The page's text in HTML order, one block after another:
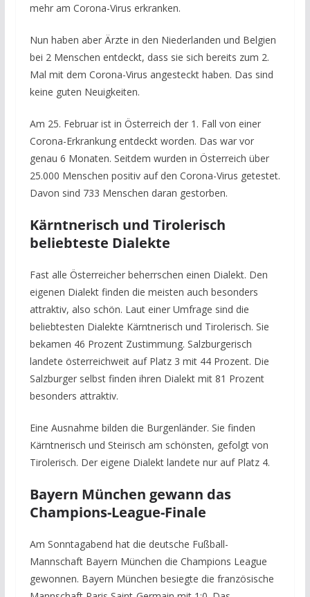
mehr am Corona-Virus erkranken.
Nun haben aber Ärzte in den Niederlanden und Belgien
bei 2 Menschen entdeckt, dass sie sich bereits zum 2.
Mal mit dem Corona-Virus angesteckt haben. Das sind
keine guten Neuigkeiten.
Am 25. Februar ist in Österreich der 1. Fall von einer
Corona-Erkrankung entdeckt worden. Das war vor
genau 6 Monaten. Seitdem wurden in Österreich über
25.000 Menschen positiv auf den Corona-Virus getestet.
Davon sind 733 Menschen daran gestorben.
Kärntnerisch und Tirolerisch
beliebteste Dialekte
Fast alle Österreicher beherrschen einen Dialekt. Den
eigenen Dialekt finden die meisten auch besonders
attraktiv, also schön. Laut einer Umfrage sind die
beliebtesten Dialekte Kärntnerisch und Tirolerisch. Sie
bekamen 46 Prozent Zustimmung. Salzburgerisch
landete österreichweit auf Platz 3 mit 44 Prozent. Die
Salzburger selbst finden ihren Dialekt mit 81 Prozent
besonders attraktiv.
Eine Ausnahme bilden die Burgenländer. Sie finden
Kärntnerisch und Steirisch am schönsten, gefolgt von
Tirolerisch. Der eigene Dialekt landete nur auf Platz 4.
Bayern München gewann das
Champions-League-Finale
Am Sonntagabend hat die deutsche Fußball-
Mannschaft Bayern München die Champions League
gewonnen. Bayern München besiegte die französische